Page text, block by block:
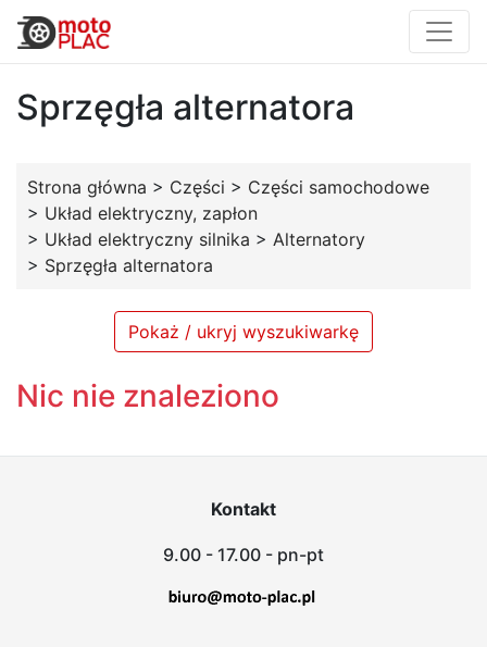
Sprzęgła alternatora
Strona główna > Części > Części samochodowe
> Układ elektryczny, zapłon
> Układ elektryczny silnika > Alternatory
> Sprzęgła alternatora
Pokaż / ukryj wyszukiwarkę
Nic nie znaleziono
Kontakt
9.00 - 17.00 - pn-pt